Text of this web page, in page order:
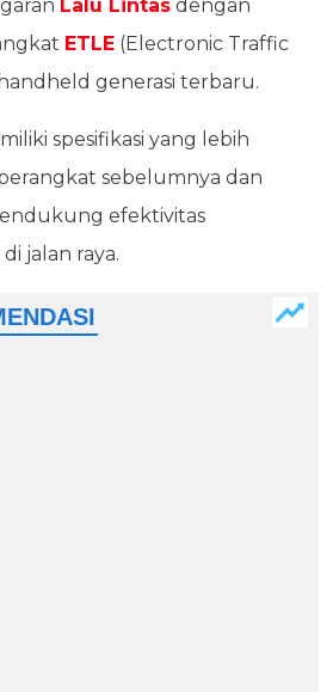
Lalu Lintas dengan
ETLE (Electronic Traffic
generasi terbaru.
spesifikasi yang lebih
sebelumnya dan
efektivitas
jalan raya.